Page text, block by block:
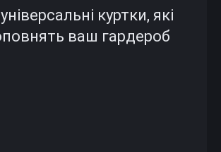
куртки, які
ваш гардероб